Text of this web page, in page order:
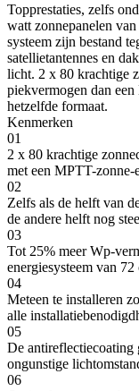
Topprestaties, zelfs
watt zonnepanelen
systeem zijn bestand
satellietantennes en
licht. 2 x 80 krachtige
piekvermogen dan
hetzelfde formaat.
Kenmerken
01
2 x 80 krachtige
met een MPTT-zonne-
02
Zelfs als de helft van
de andere helft nog
03
Tot 25% meer Wp-
energiesysteem van
04
Meteen te installeren
alle
05
De antireflectiecoating
ongunstige
06